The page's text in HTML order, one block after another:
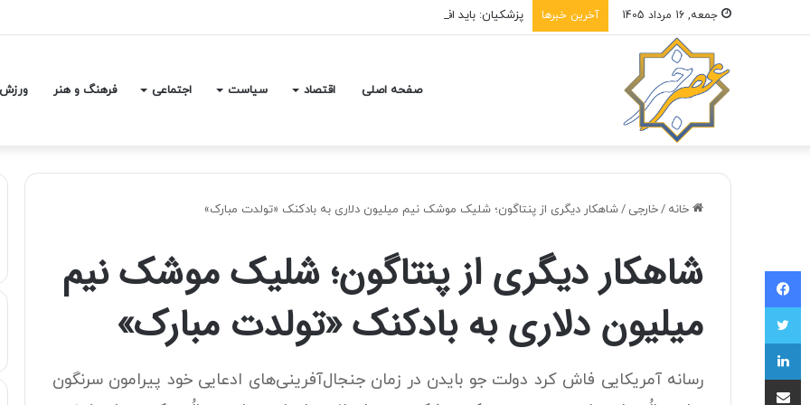
جمعه, 16 مرداد 1405 آخرین خبرها پزشکیان: باید افراد کارآمدتر را به کار گرفت/ کاری می کنیم در معیشت مردم مشکلی پیش نیاید
صفحه اصلی اقتصاد سیاست اجتماعی فرهنگ و هنر ورزش
خانه /خارجی /شاهکار دیگری از پنتاگون؛ شلیک موشک نیم میلیون دلاری به بادکنک «تولدت مبارک»
شاهکار دیگری از پنتاگون؛ شلیک موشک نیم
میلیون دلاری به بادکنک «تولدت مبارک»
رسانه آمریکایی فاش کرد دولت جو بایدن در زمان جنجال‌آفرینی‌های ادعایی خود پیرامون سرنگون